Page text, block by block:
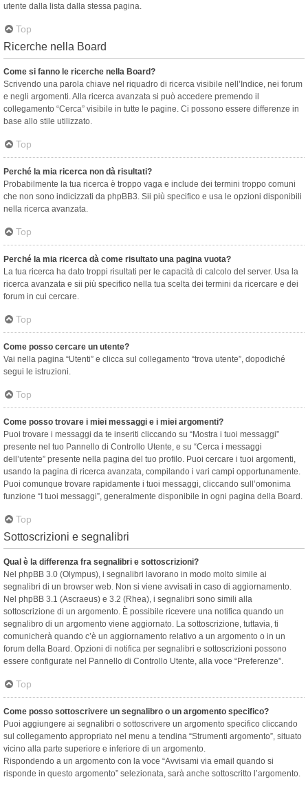
utente dalla lista dalla stessa pagina.
Top
Ricerche nella Board
Come si fanno le ricerche nella Board?
Scrivendo una parola chiave nel riquadro di ricerca visibile nell’Indice, nei forum
e negli argomenti. Alla ricerca avanzata si può accedere premendo il
collegamento “Cerca” visibile in tutte le pagine. Ci possono essere differenze in
base allo stile utilizzato.
Top
Perché la mia ricerca non dà risultati?
Probabilmente la tua ricerca è troppo vaga e include dei termini troppo comuni
che non sono indicizzati da phpBB3. Sii più specifico e usa le opzioni disponibili
nella ricerca avanzata.
Top
Perché la mia ricerca dà come risultato una pagina vuota?
La tua ricerca ha dato troppi risultati per le capacità di calcolo del server. Usa la
ricerca avanzata e sii più specifico nella tua scelta dei termini da ricercare e dei
forum in cui cercare.
Top
Come posso cercare un utente?
Vai nella pagina “Utenti” e clicca sul collegamento “trova utente”, dopodiché
segui le istruzioni.
Top
Come posso trovare i miei messaggi e i miei argomenti?
Puoi trovare i messaggi da te inseriti cliccando su “Mostra i tuoi messaggi”
presente nel tuo Pannello di Controllo Utente, e su “Cerca i messaggi
dell’utente” presente nella pagina del tuo profilo. Puoi cercare i tuoi argomenti,
usando la pagina di ricerca avanzata, compilando i vari campi opportunamente.
Puoi comunque trovare rapidamente i tuoi messaggi, cliccando sull’omonima
funzione “I tuoi messaggi”, generalmente disponibile in ogni pagina della Board.
Top
Sottoscrizioni e segnalibri
Qual è la differenza fra segnalibri e sottoscrizioni?
Nel phpBB 3.0 (Olympus), i segnalibri lavorano in modo molto simile ai
segnalibri di un browser web. Non si viene avvisati in caso di aggiornamento.
Nel phpBB 3.1 (Ascraeus) e 3.2 (Rhea), i segnalibri sono simili alla
sottoscrizione di un argomento. È possibile ricevere una notifica quando un
segnalibro di un argomento viene aggiornato. La sottoscrizione, tuttavia, ti
comunicherà quando c’è un aggiornamento relativo a un argomento o in un
forum della Board. Opzioni di notifica per segnalibri e sottoscrizioni possono
essere configurate nel Pannello di Controllo Utente, alla voce “Preferenze”.
Top
Come posso sottoscrivere un segnalibro o un argomento specifico?
Puoi aggiungere ai segnalibri o sottoscrivere un argomento specifico cliccando
sul collegamento appropriato nel menu a tendina “Strumenti argomento”, situato
vicino alla parte superiore e inferiore di un argomento.
Rispondendo a un argomento con la voce “Avvisami via email quando si
risponde in questo argomento” selezionata, sarà anche sottoscritto l’argomento.